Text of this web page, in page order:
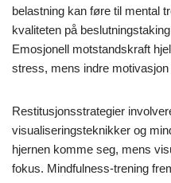
belastning kan føre til mental
kvaliteten på
Emosjonell motstandskraft
stress, mens indre
Restitusjonsstrategier
visualiseringsteknikker og
hjernen komme seg, mens
fokus. Mindfulness-trening